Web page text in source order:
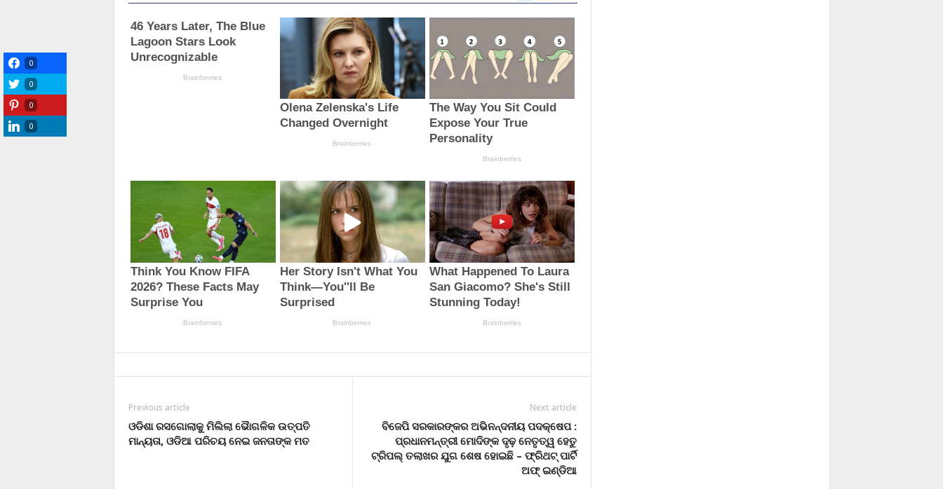
Previous article
ଓଡିଶା ରସଗୋଲାକୁ ମିଲିଲା ଭୈାଗଳିକ ଉତ୍ପତି
ମାନ୍ୟତା, ଓଡିଆ ପରିଚୟ ନେଇ ଜନତାଙ୍କ ମତ
Next article
ବିଜେପି ସରକାରଙ୍କର ଅଭିନନ୍ଦନୀୟ ପଦକ୍ଷେପ :
ପ୍ରଧାନମନ୍ତ୍ରୀ ମୋଦିଙ୍କ ଦୃଢ଼ ନେତୃତ୍ୱ ହେତୁ
ଟ୍ରିପଲ୍ ତଲାଖର ଯୁଗ ଶେଷ ହୋଇଛି – ଫ୍ରିଥଟ୍ ପାର୍ଟି
ଅଫ୍ ଇଣ୍ଡିଆ
0
0
0
0